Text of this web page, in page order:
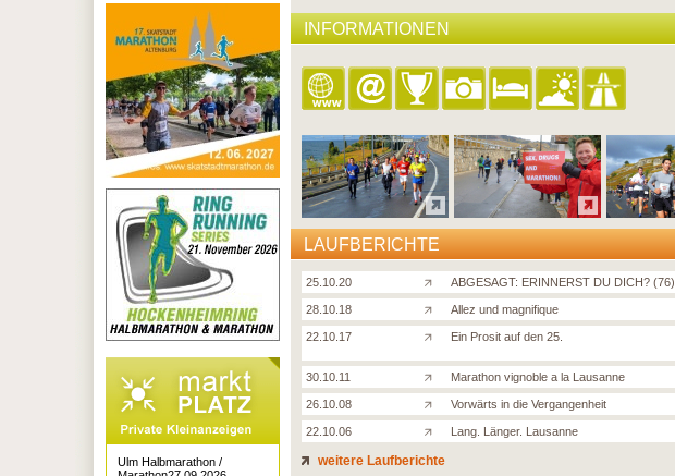
INFORMATIONEN
LAUFBERICHTE
25.10.20 ABGESAGT: ERINNERST DU DICH? (76)
28.10.18 Allez und magnifique
22.10.17 Ein Prosit auf den 25.
30.10.11 Marathon vignoble a la Lausanne
26.10.08 Vorwärts in die Vergangenheit
22.10.06 Lang. Länger. Lausanne
weitere Laufberichte
Ulm Halbmarathon /